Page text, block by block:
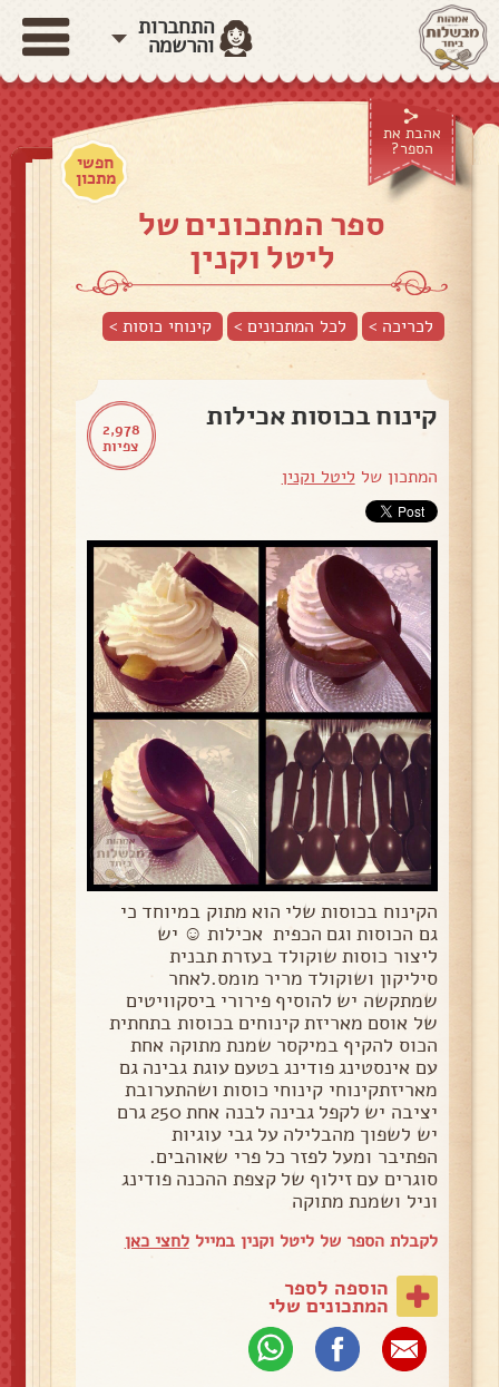
התחברות
והרשמה
אהבת את
הספר?
חפשי
מתכון
ספר המתכונים של
ליטל וקנין
לכריכה > לכל המתכונים > קינוחי כוסות>
2,978
צפיות
קינוח בכוסות אכילות
המתכון של ליטל וקנין
הקינוח בכוסות שלי הוא מתוק במיוחד כי
גם הכוסות וגם הכפית אכילות ☺ יש
ליצור כוסות שוקולד בעזרת תבנית
סיליקון ושוקולד מריר מומס.לאחר
שמתקשה יש להוסיף פירורי ביסקוויטים
של אוסם מאריזת קינוחים בכוסות בתחתית
הכוס להקיף במיקסר שמנת מתוקה אחת
עם אינסטינג פודינג בטעם עוגת גבינה גם
מאריזתקינוחי קינוחי כוסות ושהתערובת
יציבה יש לקפל גבינה לבנה אחת 250 גרם
יש לשפוך מהבלילה על גבי עוגיות
הפתיבר ומעל לפזר כל פרי שאוהבים.
סוגרים עם זילוף של קצפת ההכנה פודינג
וניל ושמנת מתוקה
לקבלת הספר של ליטל וקנין במייללחצי כאן
הוספה לספר
המתכונים שלי